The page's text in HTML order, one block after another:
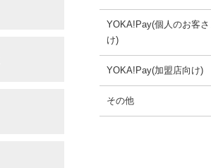
YOKA!Pay(個人のお客さ
け)
YOKA!Pay(加盟店向け)
その他